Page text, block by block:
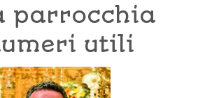
parrocchia
utili